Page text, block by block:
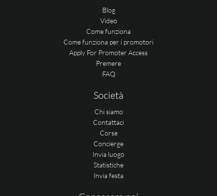
Blog
Video
Come funziona
Come funziona per i promotori
Apply For Promoter Access
Premere
FAQ
Società
Chi siamo
Contattaci
Corse
Concierge
Invia luogo
Statistiche
Invia festa